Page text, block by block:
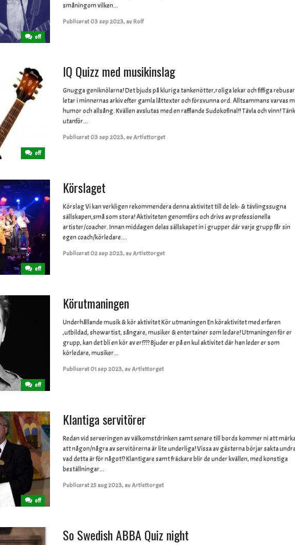
off
småningom vilken...
Publicerat03 sep 2023,avRolf
off
IQ Quizz med musikinslag
Gnugga geniknölarna! Det bjuds på kluriga tankenötter,roliga lekar och fiffiga
letar i minnernas arkiv efter gamla låttexter och försvunna ord. Alltsammans varvas
humor och allsång. Kvällen avslutas med en rafflande Sudokofinal!! Tävla och vinn! Tänk
utanför...
Publicerat03 sep 2023,avArtisttorget
off
Körslaget
Körslag Vi kan verkligen rekommendera denna aktivitet till de lek- & tävlingssugna
sällskapen,små som stora! Aktiviteten genomförs och drivs av professionella
artister/coacher. Innan middagen delas sällskapet in i grupper där varje grupp får sin
egen coach/körledare....
Publicerat02 sep 2023,avArtisttorget
off
Körutmaningen
Underhållande musik & kör aktivitet Kör utmaningen En köraktivitet med erfaren
,utbildad, showartist, sångare, musiker & entertainer som ledare! Utmaningen för er
grupp, kan det bli en kör av er!??? Bjuder er på en kul aktivitet där han leder er som
körledare, musiker...
Publicerat01 sep 2023,avArtisttorget
off
Klantiga servitörer
Redan vid serveringen av välkomstdrinken samt senare till bords kommer ni att
att någon/några av servitörerna är lite underliga! Vissa av gästerna börjar sakta
vad detta är för något!? Klantigare samt fräckare blir de under kvällen, med konstiga
beställningar...
Publicerat25 aug 2023,avArtisttorget
So Swedish ABBA Quiz night